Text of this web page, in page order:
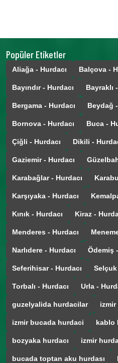
Popüler Etiketler
Aliağa - Hurdacı Balçova -
Bayındır - Hurdacı Bayraklı
Bergama - Hurdacı Beydağ
Bornova - Hurdacı Buca -
Çiğli - Hurdacı Dikili -
Gaziemir - Hurdacı
Karabağlar - Hurdacı
Karşıyaka - Hurdacı
Kınık - Hurdacı Kiraz -
Menderes - Hurdacı
Narlıdere - Hurdacı Ödemiş
Seferihisar - Hurdacı Selçuk
Torbalı - Hurdacı Urla -
guzelyalida hurdacilar
izmir bucada hurdaci kablo
bozyaka hurdacı izmir
bucada toptan aku hurdası